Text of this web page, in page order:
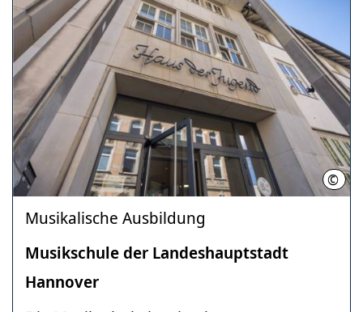
©
Musikalische Ausbildung
Musikschule der Landeshauptstadt
Hannover